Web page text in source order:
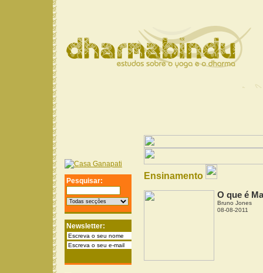
Pesquisar:
Newsletter:
Ensinamento
O que é
Bruno Jones
08-08-2011